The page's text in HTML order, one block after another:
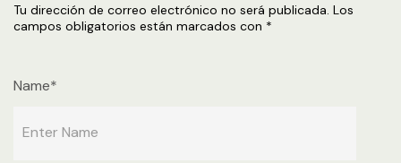
Tu dirección de correo electrónico no será publicada. Los
campos obligatorios están marcados con *
Name*